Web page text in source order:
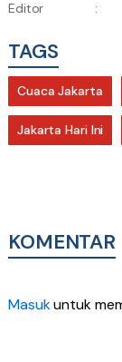
Editor :
TAGS
Cuaca Jakarta
Jakarta Hari Ini
KOMENTAR
Masukuntuk